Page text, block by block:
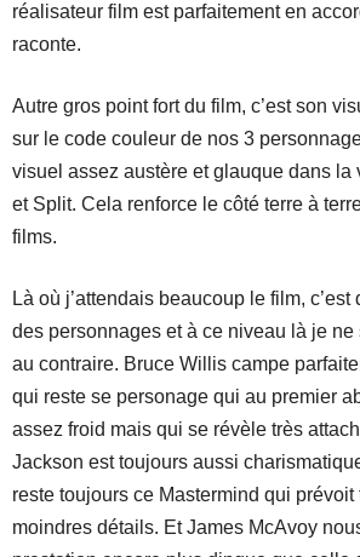
réalisateur film est parfaitement en
raconte.
Autre gros point fort du film, c’est son
sur le code couleur de nos 3
visuel assez austère et glauque dans la
et Split. Cela renforce le côté terre à
films.
Là où j’attendais beaucoup le film,
des personnages et à ce niveau là je
au contraire. Bruce Willis campe
qui reste se personage qui au premier
assez froid mais qui se révèle très
Jackson est toujours aussi
reste toujours ce Mastermind qui prévoit
moindres détails. Et James McAvoy